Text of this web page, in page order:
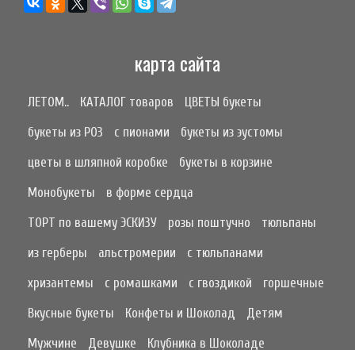
карта сайта
ЛЕТОМ.. КАТАЛОГ товаров
ЦВЕТЫ букеты
букеты из РОЗ
с пионами
букеты из эустомы
цветы в шляпной коробке
букеты в корзине
Монобукеты
в форме сердца
ТОРТ по вашему ЭСКИЗУ
розы поштучно
тюльпаны
из герберы
альстромерии
с тюльпанами
хризантемы
с ромашками с гвоздикой
горшечные
Вкусные букеты
Конфеты и Шоколад
Детям
Мужчине
Девушке
Клубника в Шоколаде